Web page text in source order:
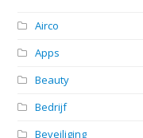
Airco
Apps
Beauty
Bedrijf
Beveiliging